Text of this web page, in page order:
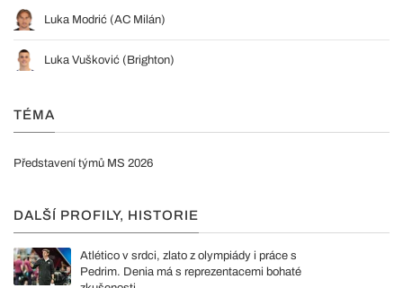
Luka Modrić (AC Milán)
Luka Vušković (Brighton)
TÉMA
Představení týmů MS 2026
DALŠÍ PROFILY, HISTORIE
Atlético v srdci, zlato z olympiády i práce s
Pedrim. Denia má s reprezentacemi bohaté